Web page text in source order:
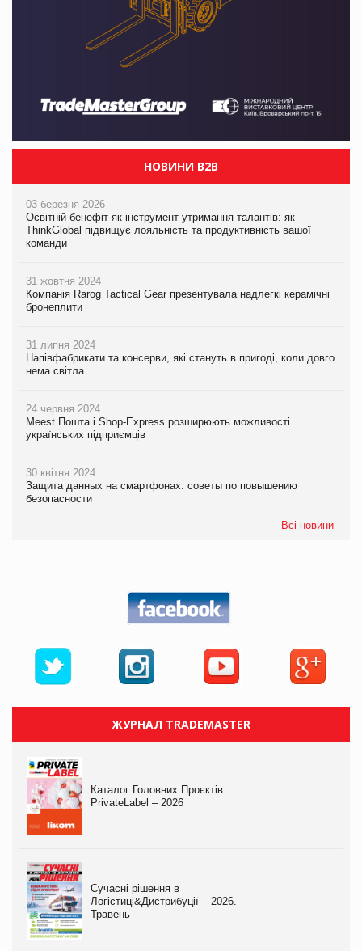
НОВИНИ B2B
03 березня 2026
Освітній бенефіт як інструмент утримання талантів: як
ThinkGlobal підвищує лояльність та продуктивність вашої
команди
31 жовтня 2024
Компанія Rarog Tactical Gear презентувала надлегкі керамічні
бронеплити
31 липня 2024
Напівфабрикати та консерви, які стануть в пригоді, коли довго
нема світла
24 червня 2024
Meest Пошта і Shop-Express розширюють можливості
українських підприємців
30 квітня 2024
Защита данных на смартфонах: советы по повышению
безопасности
Всі новини
ЖУРНАЛ TRADEMASTER
Каталог Головних Проєктів
PrivateLabel – 2026
Сучасні рішення в
Логістиці&Дистрибуції – 2026.
Травень